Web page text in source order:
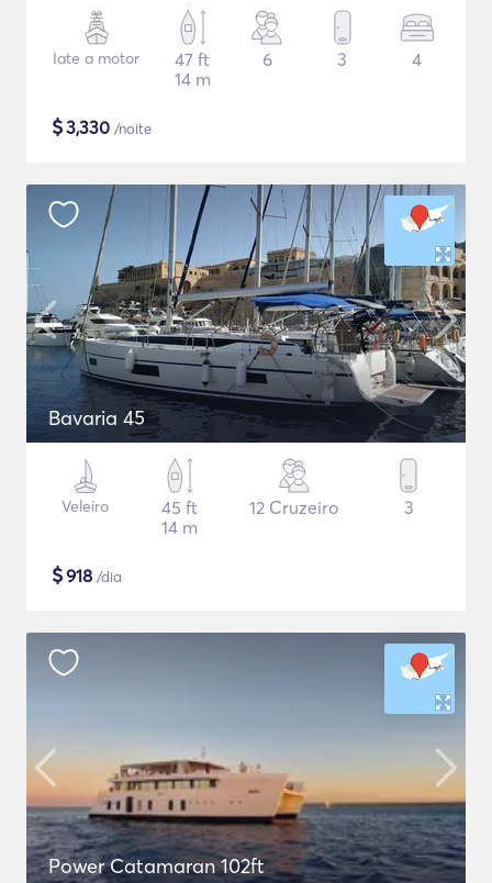
Iate a motor
47 ft
14 m
6 3 4
$3,330 /noite
Bavaria 45
Veleiro
45 ft
14 m
12 Cruzeiro 3
$918 /dia
Power Catamaran 102ft